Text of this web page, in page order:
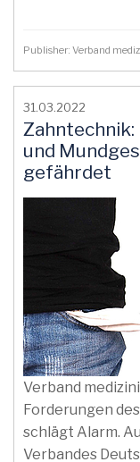
Publisher: Verband
31.03.2022
und
gefährdet
Verband
Forderungen
schlägt Alarm.
Verbandes